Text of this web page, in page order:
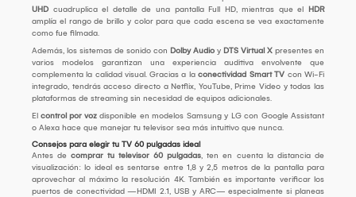
UHD cuadruplica el detalle de una pantalla Full HD, mientras que el HDR
amplía el rango de brillo y color para que cada escena se vea exactamente
como fue filmada.
Además, los sistemas de sonido con Dolby Audio y DTS Virtual X presentes en
varios modelos garantizan una experiencia auditiva envolvente que
complementa la calidad visual. Gracias a la conectividad Smart TV con Wi-Fi
integrado, tendrás acceso directo a Netflix, YouTube, Prime Video y todas las
plataformas de streaming sin necesidad de equipos adicionales.
El control por voz disponible en modelos Samsung y LG con Google Assistant
o Alexa hace que manejar tu televisor sea más intuitivo que nunca.
Consejos para elegir tu TV 60 pulgadas ideal
Antes de comprar tu televisor 60 pulgadas, ten en cuenta la distancia de
visualización: lo ideal es sentarse entre 1,8 y 2,5 metros de la pantalla para
aprovechar al máximo la resolución 4K. También es importante verificar los
puertos de conectividad —HDMI 2.1, USB y ARC— especialmente si planeas